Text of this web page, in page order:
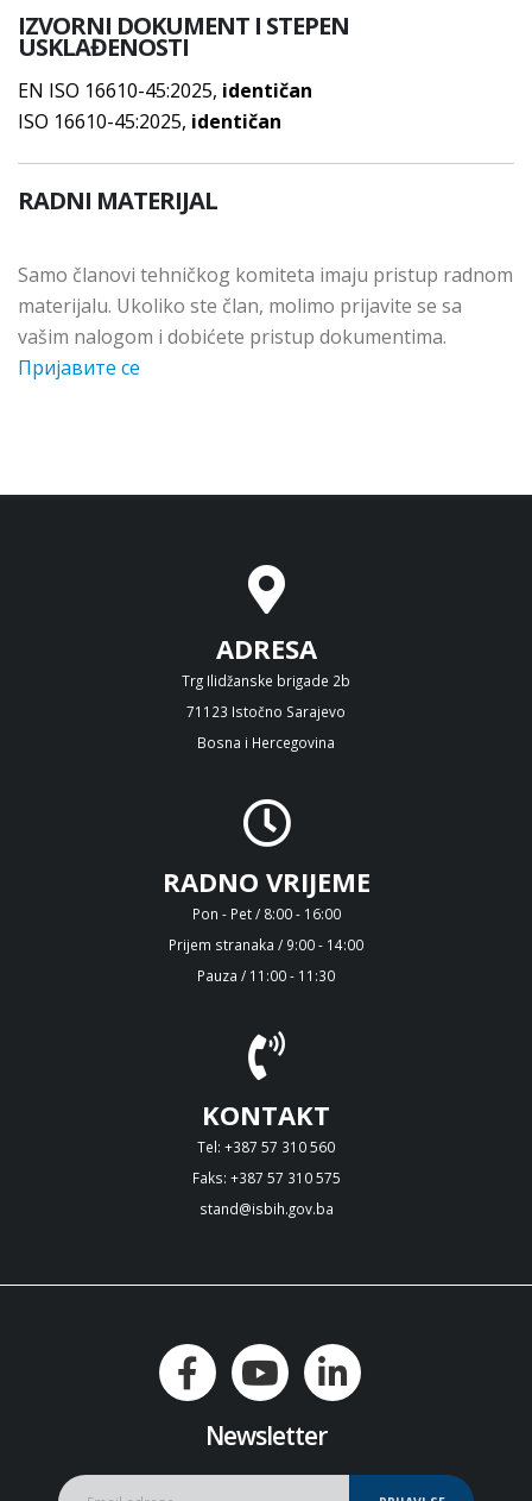
IZVORNI DOKUMENT I STEPEN
USKLAĐENOSTI
EN ISO 16610-45:2025, identičan
ISO 16610-45:2025, identičan
RADNI MATERIJAL
Samo članovi tehničkog komiteta imaju pristup radnom
materijalu. Ukoliko ste član, molimo prijavite se sa
vašim nalogom i dobićete pristup dokumentima.
Пријавите се
ADRESA
Trg Ilidžanske brigade 2b
71123 Istočno Sarajevo
Bosna i Hercegovina
RADNO VRIJEME
Pon - Pet / 8:00 - 16:00
Prijem stranaka / 9:00 - 14:00
Pauza / 11:00 - 11:30
KONTAKT
Tel: +387 57 310 560
Faks: +387 57 310 575
stand@isbih.gov.ba
Newsletter